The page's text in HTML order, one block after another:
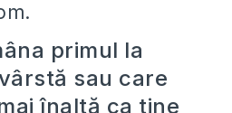
primul la
sau care
înaltă ca tine